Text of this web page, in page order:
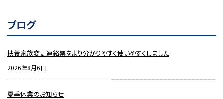
ブログ
扶養家族変更連絡票をより分かりやすく使いやすくしました
2026年8月6日
夏季休業のお知らせ